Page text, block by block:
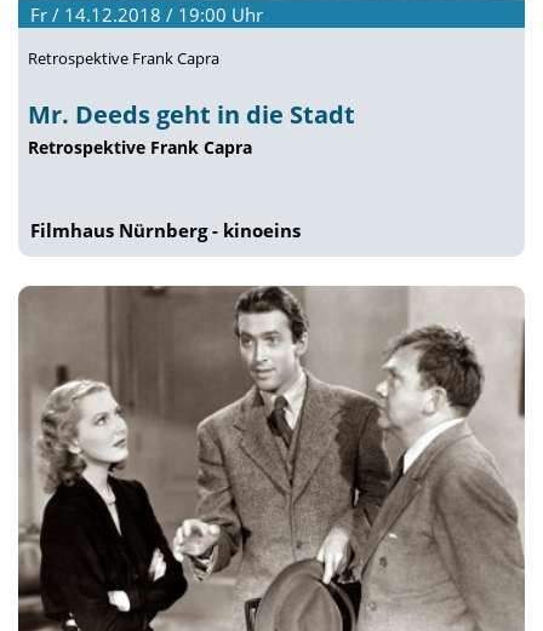
Fr / 14.12.2018 / 19:00 Uhr
Retrospektive Frank Capra
Mr. Deeds geht in die Stadt
Retrospektive Frank Capra
Filmhaus Nürnberg - kinoeins